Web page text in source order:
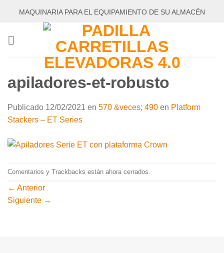
MAQUINARIA PARA EL EQUIPAMIENTO DE SU ALMACÉN
apiladores-et-robusto
Publicado 12/02/2021 en 570 &veces; 490 en Platform
Stackers – ET Series
Comentarios y Trackbacks están ahora cerrados.
← Anterior
Siguiente →